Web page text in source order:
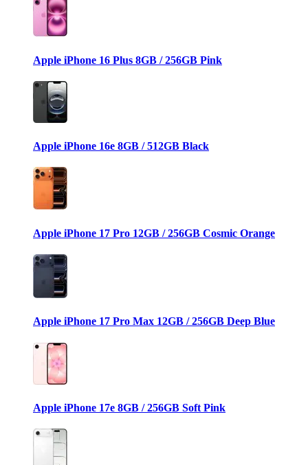
Apple iPhone 16 Plus 8GB / 256GB Pink
Apple iPhone 16e 8GB / 512GB Black
Apple iPhone 17 Pro 12GB / 256GB Cosmic Orange
Apple iPhone 17 Pro Max 12GB / 256GB Deep Blue
Apple iPhone 17e 8GB / 256GB Soft Pink